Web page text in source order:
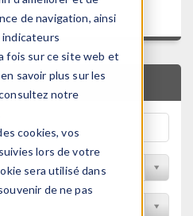
de navigation, ainsi
indicateurs
fois sur ce site web et
savoir plus sur les
notre
cookies, vos
lors de votre
sera utilisé dans
de ne pas